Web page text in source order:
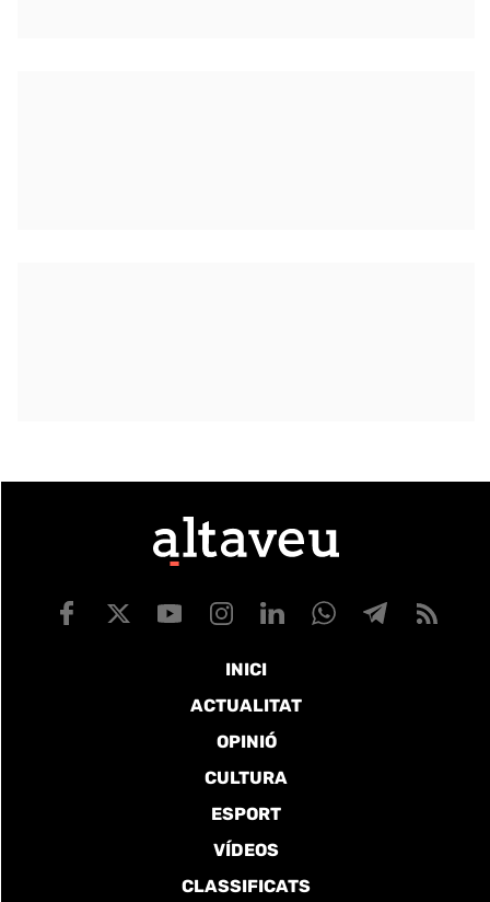
INICI
ACTUALITAT
OPINIÓ
CULTURA
ESPORT
VÍDEOS
CLASSIFICATS